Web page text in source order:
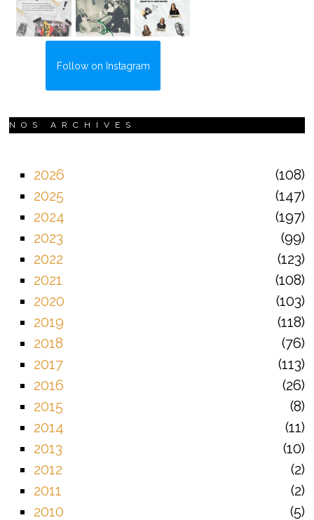
Follow on Instagram
NOS ARCHIVES
2026
108
2025
147
2024
197
2023
99
2022
123
2021
108
2020
103
2019
118
2018
76
2017
113
2016
26
2015
8
2014
11
2013
10
2012
2
2011
2
2010
5